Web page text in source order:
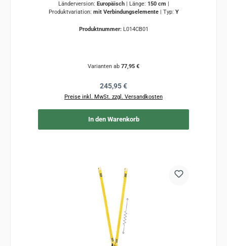
Länderversion: Europäisch Länge: 150 cm
Produktvariation: mit Verbindungselemente Typ: Y
Produktnummer: L014CB01
Varianten ab 77,95 €
Regulärer Preis:
245,95 €
Preise inkl. MwSt. zzgl. Versandkosten
In den Warenkorb